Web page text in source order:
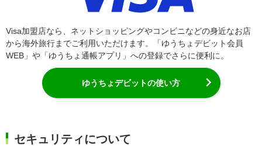
Visa加盟店なら、ネットショッピングやコンビニなどの身近なお店
から海外旅行までご利用いただけます。「ゆうちょデビット会員
WEB」や「ゆうちょ通帳アプリ」への登録でさらに便利に。
ゆうちょデビットの使い方
セキュリティについて